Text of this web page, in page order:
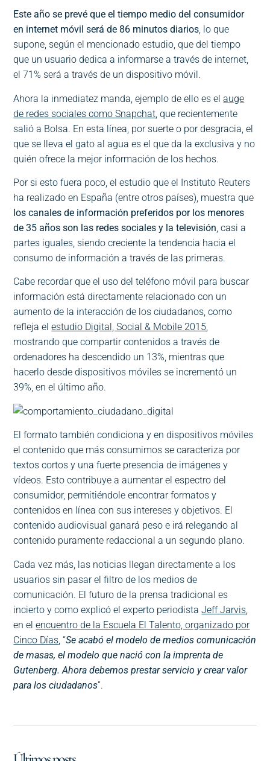
Este año se prevé que el tiempo medio del consumidor
en internet móvil será de 86 minutos diarios, lo que
supone, según el mencionado estudio, que del tiempo
que un usuario dedica a informarse a través de internet,
el 71% será a través de un dispositivo móvil.
Ahora la inmediatez manda, ejemplo de ello es elauge
de redes sociales como Snapchat , que recientemente
salió a Bolsa. En esta línea, por suerte o por desgracia, el
que se lleva el gato al agua es el que da la exclusiva y no
quién ofrece la mejor información de los hechos.
Por si esto fuera poco, el estudio que el Instituto Reuters
ha realizado en España (entre otros países), muestra que
los canales de información preferidos por los menores
de 35 años son las redes sociales y la televisión, casi a
partes iguales, siendo creciente la tendencia hacia el
consumo de información a través de las primeras.
Cabe recordar que el uso del teléfono móvil para buscar
información está directamente relacionado con un
aumento de la interacción de los ciudadanos, como
refleja elestudio Digital, Social & Mobile 2015,
mostrando que compartir contenidos a través de
ordenadores ha descendido un 13%, mientras que
hacerlo desde dispositivos móviles se incrementó un
39%, en el último año.
El formato también condiciona y en dispositivos móviles
el contenido que más consumimos se caracteriza por
textos cortos y una fuerte presencia de imágenes y
vídeos. Esto contribuye a aumentar el espectro del
consumidor, permitiéndole encontrar formatos y
contenidos en línea con sus intereses y objetivos. El
contenido audiovisual ganará peso e irá relegando al
contenido puramente redaccional a un segundo plano.
Cada vez más, las noticias llegan directamente a los
usuarios sin pasar el filtro de los medios de
comunicación. El futuro de la prensa tradicional es
incierto y como explicó el experto periodistaJeff Jarvis
en elencuentro de la Escuela El Talento, organizado por
Cinco Días , “Se acabó el modelo de medios comunicación
de masas, el modelo que nació con la imprenta de
Gutenberg. Ahora debemos prestar servicio y crear valor
para los ciudadanos”.